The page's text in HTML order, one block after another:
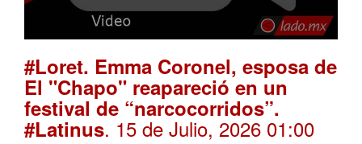
#Loret. Emma Coronel, esposa de
El "Chapo" reapareció en un
festival de “narcocorridos”.
#Latinus. 15 de Julio, 2026 01:00